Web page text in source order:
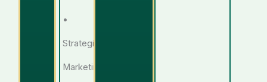
•
Strategic
Marketing